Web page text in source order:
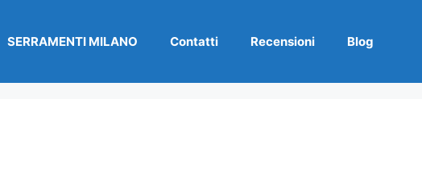
SERRAMENTI MILANO Contatti Recensioni Blog